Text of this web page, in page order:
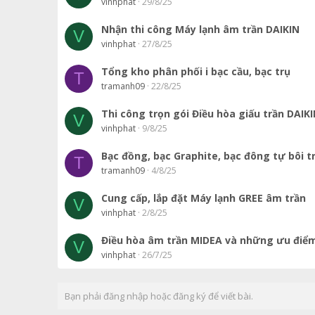
V Nhận thi công Máy lạnh âm trần DAIKIN
vinhphat 27/8/25
T Tổng kho phân phối i bạc cầu, bạc trụ
tramanh09 22/8/25
V Thi công trọn gói Điều hòa giấu trần
vinhphat 9/8/25
T Bạc đồng, bạc Graphite, bạc đông tự bôi
tramanh09 4/8/25
V Cung cấp, lắp đặt Máy lạnh GREE âm trần
vinhphat 2/8/25
V Điều hòa âm trần MIDEA và những ưu
vinhphat 26/7/25
Bạn phải đăng nhập hoặc đăng ký để viết bài.